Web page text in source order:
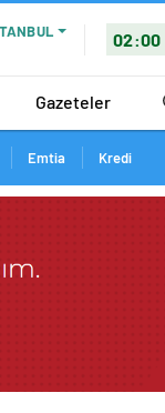
02:00
Gazeteler
Emtia Kredi